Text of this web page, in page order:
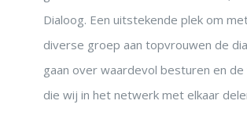
Dialoog. Een uitstekende plek om
diverse groep aan topvrouwen de
gaan over waardevol besturen en de
die wij in het netwerk met elkaar